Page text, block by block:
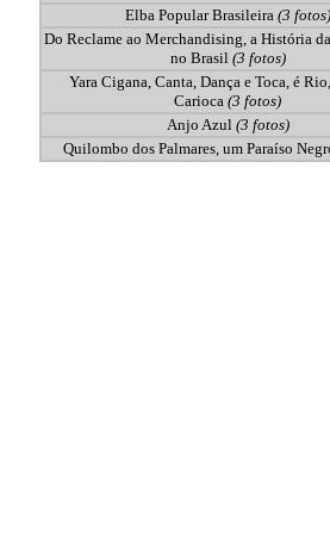
Elba Popular Brasileira (3 fotos)
Do Reclame ao Merchandising, a História
no Brasil (3 fotos)
Yara Cigana, Canta, Dança e Toca, é
Carioca (3 fotos)
Anjo Azul (3 fotos)
Quilombo dos Palmares, um Paraíso